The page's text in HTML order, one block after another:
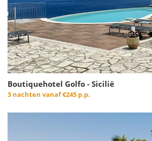
Boutiquehotel Golfo - Sicilië
3 nachten vanaf€245 p.p.